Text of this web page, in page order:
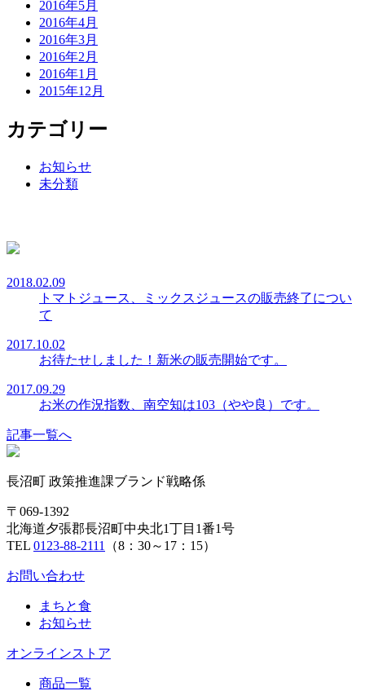
2016年5月
2016年4月
2016年3月
2016年2月
2016年1月
2015年12月
カテゴリー
お知らせ
未分類
2018.02.09
トマトジュース、ミックスジュースの販売終了につい
て
2017.10.02
お待たせしました！新米の販売開始です。
2017.09.29
お米の作況指数、南空知は103（やや良）です。
記事一覧へ
長沼町 政策推進課ブランド戦略係
〒069-1392
北海道夕張郡長沼町中央北1丁目1番1号
TEL 0123-88-2111 （8：30～17：15）
お問い合わせ
まちと食
お知らせ
オンラインストア
商品一覧